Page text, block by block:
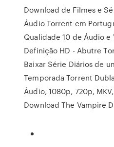
Download de Filmes e
Áudio Torrent em
Qualidade 10 de Áudio e
Definição HD - Abutre
Baixar Série Diários de
Temporada Torrent
Áudio, 1080p, 720p,
Download The Vampire